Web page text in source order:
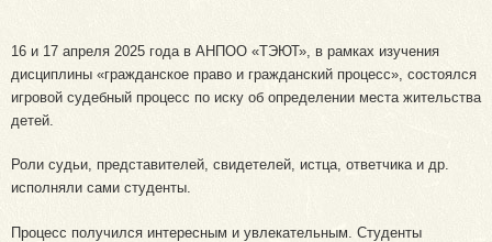
16 и 17 апреля 2025 года в АНПОО «ТЭЮТ», в рамках изучения
дисциплины «гражданское право и гражданский процесс», состоялся
игровой судебный процесс по иску об определении места жительства
детей.
Роли судьи, представителей, свидетелей, истца, ответчика и др.
исполняли сами студенты.
Процесс получился интересным и увлекательным. Студенты